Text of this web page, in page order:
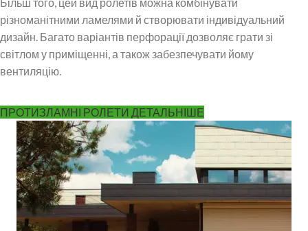
різноманітними ламелями й створювати індивідуальний
дизайн. Багато варіантів перфорації дозволяє грати зі
світлом у приміщенні, а також забезпечувати йому
вентиляцію.
ПРОТИЗЛАМНІ РОЛЕТИ ДЕТАЛЬНІШЕ